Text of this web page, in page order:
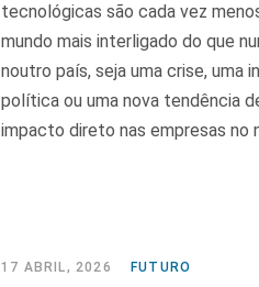
tecnológicas são cada vez
mundo mais interligado do que
noutro país, seja uma crise, uma
política ou uma nova tendência
impacto direto nas empresas no
FUTURO
17 ABRIL, 2026